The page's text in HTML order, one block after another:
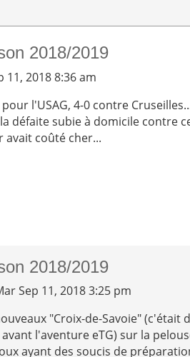
2018/2019
11, 2018 8:36 am
l'USAG, 4-0 contre
défaite subie à domicile contre
coûté cher...
2018/2019
Sep 11, 2018 3:25 pm
"Croix-de-Savoie" (c'était
l'aventure eTG) sur la
ayant des soucis de